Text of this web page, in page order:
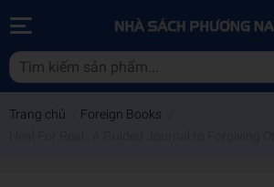
Trang chủ Foreign Books